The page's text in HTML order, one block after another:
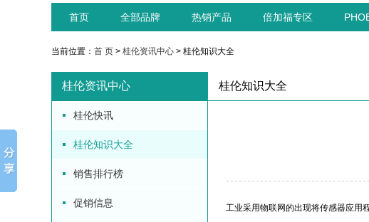
首页 全部品牌 热销产品 倍加福专区
当前位置： 首 页 > 桂伦资讯中心 > 桂伦知识大全
桂伦资讯中心
桂伦快讯
桂伦知识大全
销售排行榜
促销信息
桂伦知识大全
工业采用物联网的出现将传感器应用